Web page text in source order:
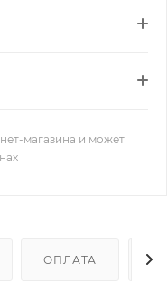
магазина и может
ОПЛАТА